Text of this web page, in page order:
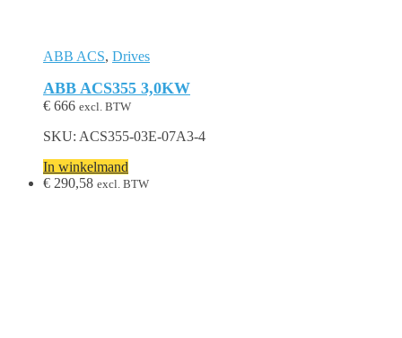
ABB ACS, Drives
ABB ACS355 3,0KW
€ 666 excl. BTW
SKU: ACS355-03E-07A3-4
In winkelmand
€ 290,58 excl. BTW